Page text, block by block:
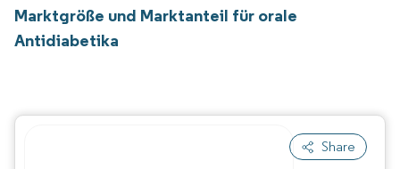
Marktgröße und Marktanteil für orale
Antidiabetika
Share